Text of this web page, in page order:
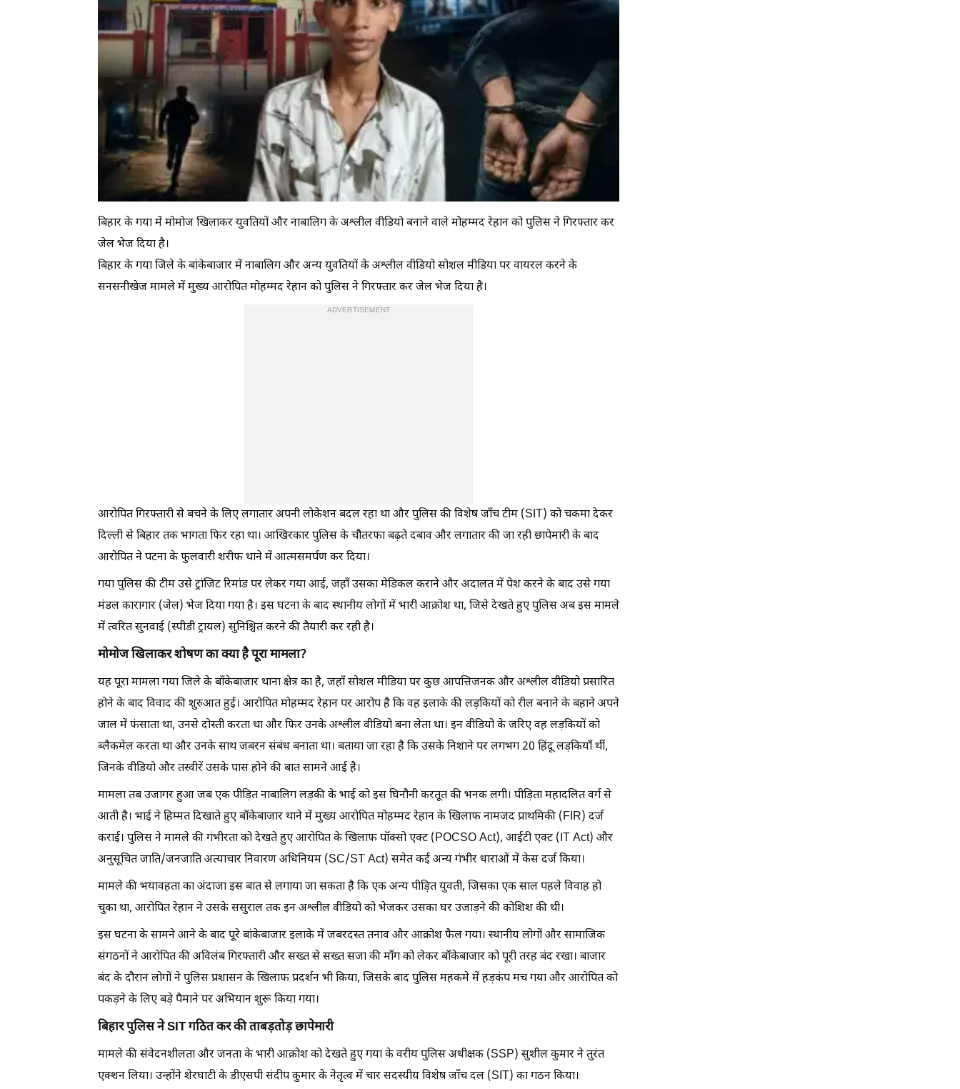
बिहार के गया में मोमोज खिलाकर युवतियों और नाबालिग के अश्लील वीडियो बनाने वाले मोहम्मद रेहान को पुलिस ने गिरफ्तार कर
जेल भेज दिया है।
बिहार के गया जिले के बांकेबाजार में नाबालिग और अन्य युवतियों के अश्लील वीडियो सोशल मीडिया पर वायरल करने के
सनसनीखेज मामले में मुख्य आरोपित मोहम्मद रेहान को पुलिस ने गिरफ्तार कर जेल भेज दिया है।
ADVERTISEMENT
आरोपित गिरफ्तारी से बचने के लिए लगातार अपनी लोकेशन बदल रहा था और पुलिस की विशेष जाँच टीम (SIT) को चकमा देकर
दिल्ली से बिहार तक भागता फिर रहा था। आखिरकार पुलिस के चौतरफा बढ़ते दबाव और लगातार की जा रही छापेमारी के बाद
आरोपित ने पटना के फुलवारी शरीफ थाने में आत्मसमर्पण कर दिया।
गया पुलिस की टीम उसे ट्रांजिट रिमांड पर लेकर गया आई, जहाँ उसका मेडिकल कराने और अदालत में पेश करने के बाद उसे गया
मंडल कारागार (जेल) भेज दिया गया है। इस घटना के बाद स्थानीय लोगों में भारी आक्रोश था, जिसे देखते हुए पुलिस अब इस मामले
में त्वरित सुनवाई (स्पीडी ट्रायल) सुनिश्चित करने की तैयारी कर रही है।
मोमोज खिलाकर शोषण का क्या है पूरा मामला?
यह पूरा मामला गया जिले के बाँकेबाजार थाना क्षेत्र का है, जहाँ सोशल मीडिया पर कुछ आपत्तिजनक और अश्लील वीडियो प्रसारित
होने के बाद विवाद की शुरुआत हुई। आरोपित मोहम्मद रेहान पर आरोप है कि वह इलाके की लड़कियों को रील बनाने के बहाने अपने
जाल में फंसाता था, उनसे दोस्ती करता था और फिर उनके अश्लील वीडियो बना लेता था। इन वीडियो के जरिए वह लड़कियों को
ब्लैकमेल करता था और उनके साथ जबरन संबंध बनाता था। बताया जा रहा है कि उसके निशाने पर लगभग 20 हिंदू लड़कियाँ थीं,
जिनके वीडियो और तस्वीरें उसके पास होने की बात सामने आई है।
मामला तब उजागर हुआ जब एक पीड़ित नाबालिग लड़की के भाई को इस घिनौनी करतूत की भनक लगी। पीड़िता महादलित वर्ग से
आती है। भाई ने हिम्मत दिखाते हुए बाँकेबाजार थाने में मुख्य आरोपित मोहम्मद रेहान के खिलाफ नामजद प्राथमिकी (FIR) दर्ज
कराई। पुलिस ने मामले की गंभीरता को देखते हुए आरोपित के खिलाफ पॉक्सो एक्ट (POCSO Act), आईटी एक्ट (IT Act) और
अनुसूचित जाति/जनजाति अत्याचार निवारण अधिनियम (SC/ST Act) समेत कई अन्य गंभीर धाराओं में केस दर्ज किया।
मामले की भयावहता का अंदाजा इस बात से लगाया जा सकता है कि एक अन्य पीड़ित युवती, जिसका एक साल पहले विवाह हो
चुका था, आरोपित रेहान ने उसके ससुराल तक इन अश्लील वीडियो को भेजकर उसका घर उजाड़ने की कोशिश की थी।
इस घटना के सामने आने के बाद पूरे बांकेबाजार इलाके में जबरदस्त तनाव और आक्रोश फैल गया। स्थानीय लोगों और सामाजिक
संगठनों ने आरोपित की अविलंब गिरफ्तारी और सख्त से सख्त सजा की माँग को लेकर बाँकेबाजार को पूरी तरह बंद रखा। बाजार
बंद के दौरान लोगों ने पुलिस प्रशासन के खिलाफ प्रदर्शन भी किया, जिसके बाद पुलिस महकमे में हड़कंप मच गया और आरोपित को
पकड़ने के लिए बड़े पैमाने पर अभियान शुरू किया गया।
बिहार पुलिस ने SIT गठित कर की ताबड़तोड़ छापेमारी
मामले की संवेदनशीलता और जनता के भारी आक्रोश को देखते हुए गया के वरीय पुलिस अधीक्षक (SSP) सुशील कुमार ने तुरंत
एक्शन लिया। उन्होंने शेरघाटी के डीएसपी संदीप कुमार के नेतृत्व में चार सदस्यीय विशेष जाँच दल (SIT) का गठन किया।